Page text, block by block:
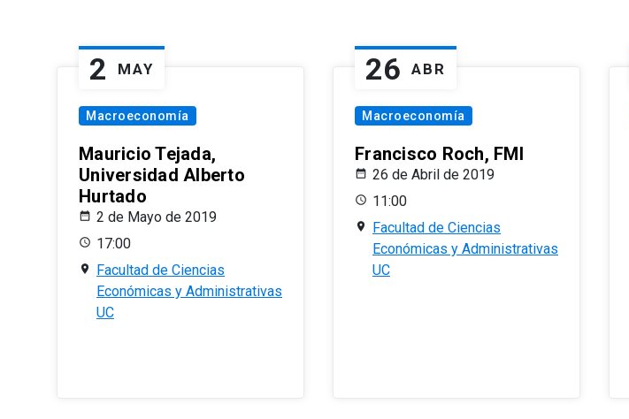
2 MAY
Macroeconomía
Mauricio Tejada,
Universidad Alberto
Hurtado
2 de Mayo de 2019
17:00
Facultad de Ciencias
Económicas y Administrativas
UC
26 ABR
Macroeconomía
Francisco Roch, FMI
26 de Abril de 2019
11:00
Facultad de Ciencias
Económicas y Administrativas
UC